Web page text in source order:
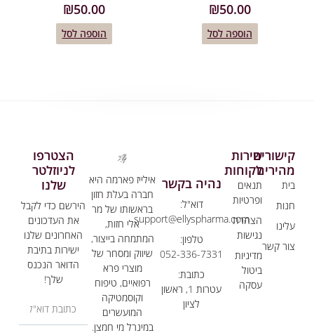
₪50.00
הוספה לסל
₪50.00
הוספה לסל
אילייז פארמה היא
חברה בעלת חזון
בראשותו של מר
אלי חזות,
המתמחה בייצור,
שיווק ומסחר של
מוצרי פרא
רפואיים, טיפוח
וקוסמטיקה
המועשרים
במינרל מי חמצן.
שירות
לקוחות
תנאים
ופרטיות
הצהרת
מדיניות
קשר
נהיה בקשר
support@ellyspharma.com
052-336-7331
כתובת:
עטרות 1, ראשון
הצטרפו
לניוזלטר
שלנו
הירשם כדי לקבל
את העדכונים
האחרונים שלנו
ישירות בתיבת
הדואר הנכנס